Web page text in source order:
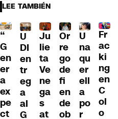
LEE TAMBIÉN
“
G
en
er
a
ex
pe
ct
U
DI
en
tr
eg
a
al
G
Ju
lie
ta
Ve
ne
ga
s
at
Or
re
go
de
fi
en
de
ob
U
na
qu
er
ell
a
po
r
Fr
ac
ki
ng
en
C
ol
o